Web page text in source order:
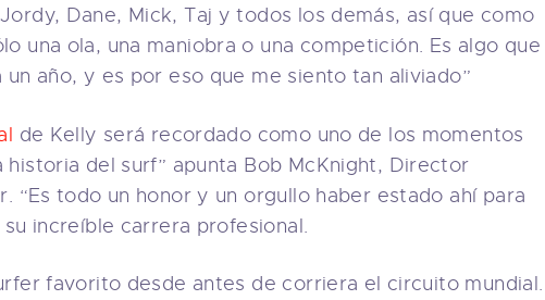
Dane, Mick, Taj y todos los demás, así que como
una ola, una maniobra o una competición. Es algo que
un año, y es por eso que me siento tan aliviado”
de Kelly será recordado como uno de los momentos
del surf” apunta Bob McKnight, Director
“Es todo un honor y un orgullo haber estado ahí para
increíble carrera profesional.
favorito desde antes de corriera el circuito mundial.